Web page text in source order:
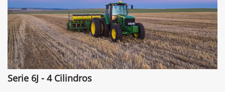
Serie 6J - 4 Cilindros